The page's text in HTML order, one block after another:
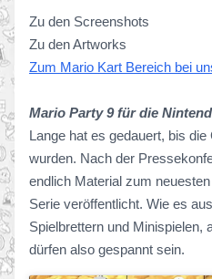
Zu den Screenshots
Zu den Artworks
Zum Mario Kart Bereich bei
Mario Party 9 für die
Lange hat es gedauert, bis
wurden. Nach der
endlich Material zum
Serie veröffentlicht. Wie es
Spielbrettern und Minispielen,
dürfen also gespannt sein.